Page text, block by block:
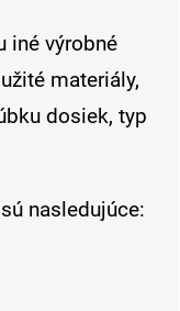
iné výrobné
materiály,
dosiek, typ
nasledujúce: